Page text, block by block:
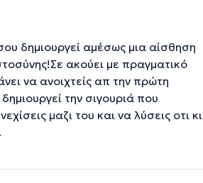
δημιουργεί αμέσως μια αίσθηση
ακούει με πραγματικό
να ανοιχτείς απ την πρώτη
την σιγουριά που
μαζι του και να λύσεις οτι κι